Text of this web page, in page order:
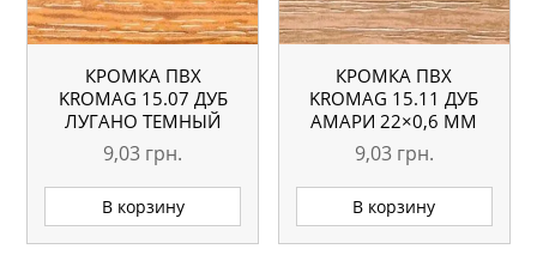
КРОМКА ПВХ
KROMAG 15.07 ДУБ
ЛУГАНО ТЕМНЫЙ
22×0,6 ММ
9,03 грн.
В корзину
КРОМКА ПВХ
KROMAG 15.11 ДУБ
АМАРИ 22×0,6 ММ
9,03 грн.
В корзину